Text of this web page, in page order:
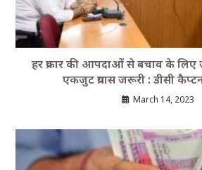
हर प्रकार की आपदाओं से बचाव के
एकजुट प्रयास जरूरी : डीसी
March 14, 2023